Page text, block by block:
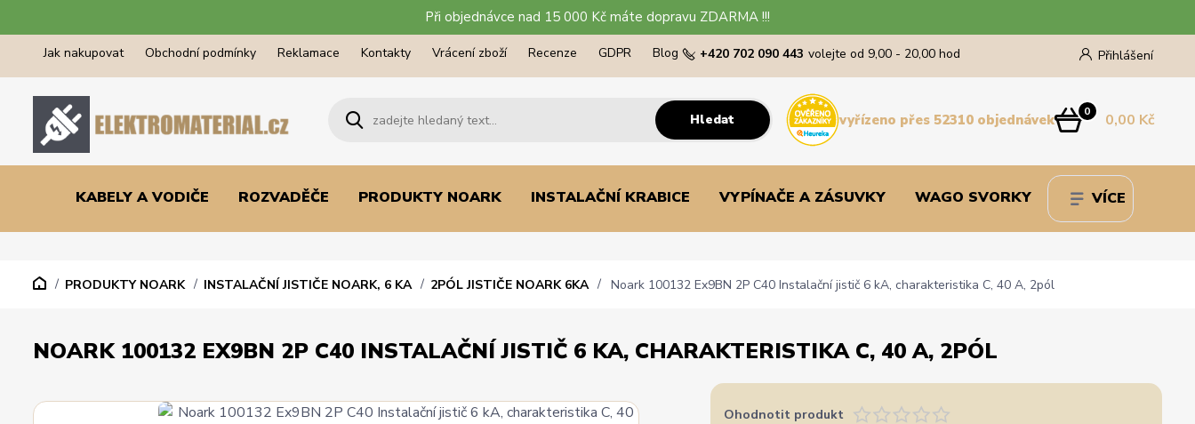
Při objednávce nad 15 000 Kč máte dopravu ZDARMA !!!
Jak nakupovat Obchodní podmínky Reklamace Kontakty Vrácení zboží Recenze GDPR Blog Přihlášení
Hledat
+420 702 090 443 volejte od 9,00 - 20,00 hod
0 0,00 Kč
vyřízeno přes 52310 objednávek
KABELY A VODIČE ROZVADĚČE PRODUKTY NOARK INSTALAČNÍ KRABICE VYPÍNAČE A ZÁSUVKY WAGO SVORKY VÍCE
PRODUKTY NOARK INSTALAČNÍ JISTIČE NOARK, 6 KA 2PÓL JISTIČE NOARK 6KA Noark 100132 Ex9BN 2P C40 Instalační jistič 6 kA, charakteristika C, 40 A, 2pól
NOARK 100132 EX9BN 2P C40 INSTALAČNÍ JISTIČ 6 KA, CHARAKTERISTIKA C, 40 A, 2PÓL
Ohodnotit produkt